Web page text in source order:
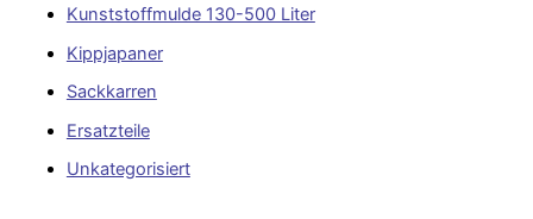
Kunststoffmulde 130-500 Liter
Kippjapaner
Sackkarren
Ersatzteile
Unkategorisiert